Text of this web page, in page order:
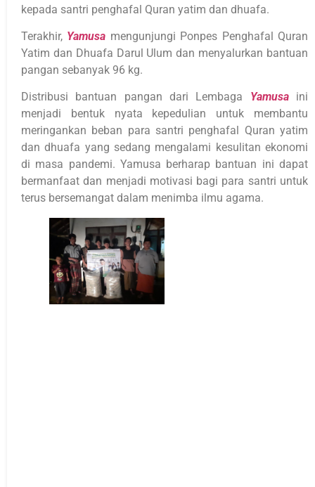
kepada santri penghafal Quran yatim dan dhuafa.
Terakhir, Yamusa mengunjungi Ponpes Penghafal Quran
Yatim dan Dhuafa Darul Ulum dan menyalurkan bantuan
pangan sebanyak 96 kg.
Distribusi bantuan pangan dari Lembaga Yamusaini
menjadi bentuk nyata kepedulian untuk membantu
meringankan beban para santri penghafal Quran yatim
dan dhuafa yang sedang mengalami kesulitan ekonomi
di masa pandemi. Yamusa berharap bantuan ini dapat
bermanfaat dan menjadi motivasi bagi para santri untuk
terus bersemangat dalam menimba ilmu agama.